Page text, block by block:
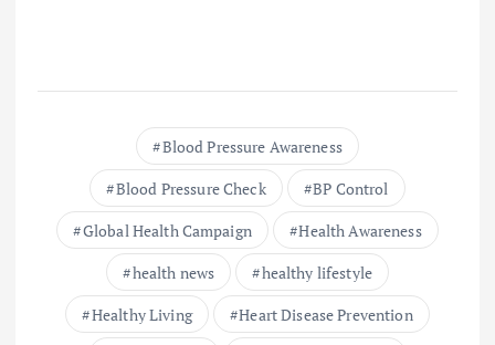
Blood Pressure Awareness
Blood Pressure Check
BP Control
Global Health Campaign
Health Awareness
health news
healthy lifestyle
Healthy Living
Heart Disease Prevention